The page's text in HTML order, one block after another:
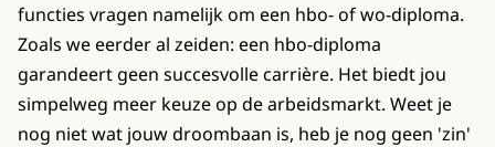
functies vragen namelijk om een hbo- of wo-diploma.
Zoals we eerder al zeiden: een hbo-diploma
garandeert geen succesvolle carrière. Het biedt jou
simpelweg meer keuze op de arbeidsmarkt. Weet je
nog niet wat jouw droombaan is, heb je nog geen 'zin'